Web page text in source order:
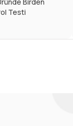
Birden
Testi